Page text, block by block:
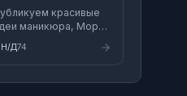
красивые
маникюра, Море
уроков по
Если вы
размышляете о
как сделать свой
Н/Д74